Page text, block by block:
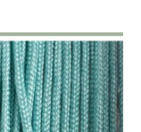
Dieses
Produkt
weist
mehrere
€
€